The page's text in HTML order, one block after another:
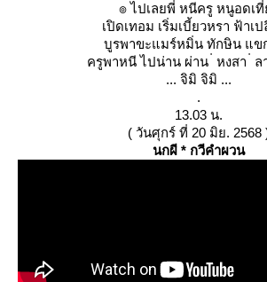
๏ ไปเลยพี่ หนีครู หนูอดเที่
เปิดเทอม เริ่มเบี้ยวหรา ฟ้าเ
บูรพาขะแมร์หมิ่น ทักษิน แข
ครูพาหนี ไปน่าน ผ่าน ่ หงสา
... จิมิ จิมิ ...
.
13.03 น.
( วันศุกร์ ที่ 20 มิย. 2568
นกผี * กวีคำผวน